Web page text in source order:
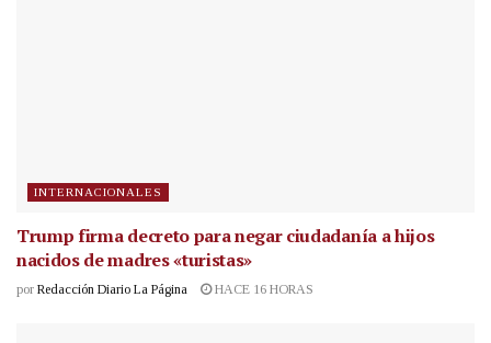
INTERNACIONALES
Trump firma decreto para negar ciudadanía a hijos
nacidos de madres «turistas»
por Redacción Diario La Página HACE 16 HORAS